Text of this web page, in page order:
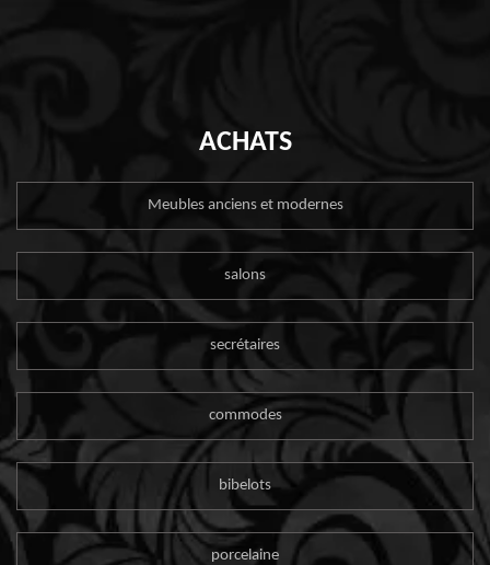
ACHATS
Meubles anciens et modernes
salons
secrétaires
commodes
bibelots
porcelaine